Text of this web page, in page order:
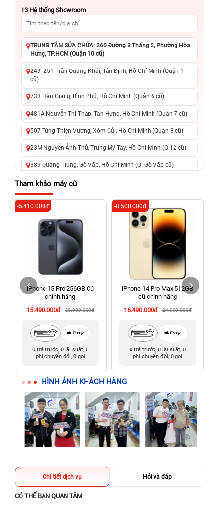
13 Hệ thống Showroom
TRUNG TÂM SỬA CHỮA: 260 Đường 3 Tháng 2, Phường Hòa
Hưng, TP.HCM (Quận 10 cũ)
249 -251 Trần Quang Khải, Tân Định, Hồ Chí Minh (Quận 1
cũ)
733 Hậu Giang, Bình Phú, Hồ Chí Minh (Quận 6 cũ)
481A Nguyễn Thị Thập, Tân Hưng, Hồ Chí Minh (Quận 7 cũ)
507 Tùng Thiện Vương, Xóm Củi, Hồ Chí Minh (Quận 8 cũ)
23M Nguyễn Ảnh Thủ, Trung Mỹ Tây, Hồ Chí Minh (Q.12 cũ)
389 Quang Trung, Gò Vấp, Hồ Chí Minh (Q. Gò Vấp cũ)
625 - 625A Âu Cơ, Tân Phú, Hồ Chí Minh (Quận Tân Phú cũ)
326 Lê Văn Việt, Tăng Nhơn Phú, Hồ Chí Minh (Q.9 TP. Thủ
Đức cũ)
256 Võ Văn Ngân, Thủ Đức, Hồ Chí Minh (Bình Thọ, TP. Thủ
Đức Cũ)
70 Nguyễn An Ninh, Dĩ An, Hồ Chí Minh (Bình Dương Cũ)
24h Vũng Tàu: 162A Ba Cu, Vũng Tàu, Hồ Chí Minh (TP. Vũng
Tàu cũ)
198 Hoàng Văn Thụ, Tân Sơn Nhất, Hồ Chí Minh (Tân Bình
Tham khảo máy cũ
iPhone 15 Pro 256GB Cũ
chính hãng
15.490.000đ
20.900.000đ
-5.410.000đ
0 trả trước, 0 lãi suất, 0
phí chuyển đổi, 0 gọi
iPhone 14 Pro Max 512GB
cũ chính hãng
16.490.000đ
24.990.000đ
-8.500.000đ
0 trả trước, 0 lãi suất, 0
phí chuyển đổi, 0 gọi
HÌNH ẢNH KHÁCH HÀNG
Chi tiết dịch vụ Hỏi và đáp
CÓ THỂ BẠN QUAN TÂM